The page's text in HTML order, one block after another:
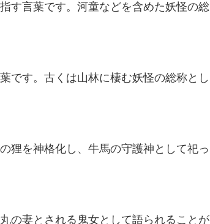
す言葉です。河童などを含めた妖怪の総
です。古くは山林に棲む妖怪の総称とし
狸を神格化し、牛馬の守護神として祀っ
の妻とされる鬼女として語られることが